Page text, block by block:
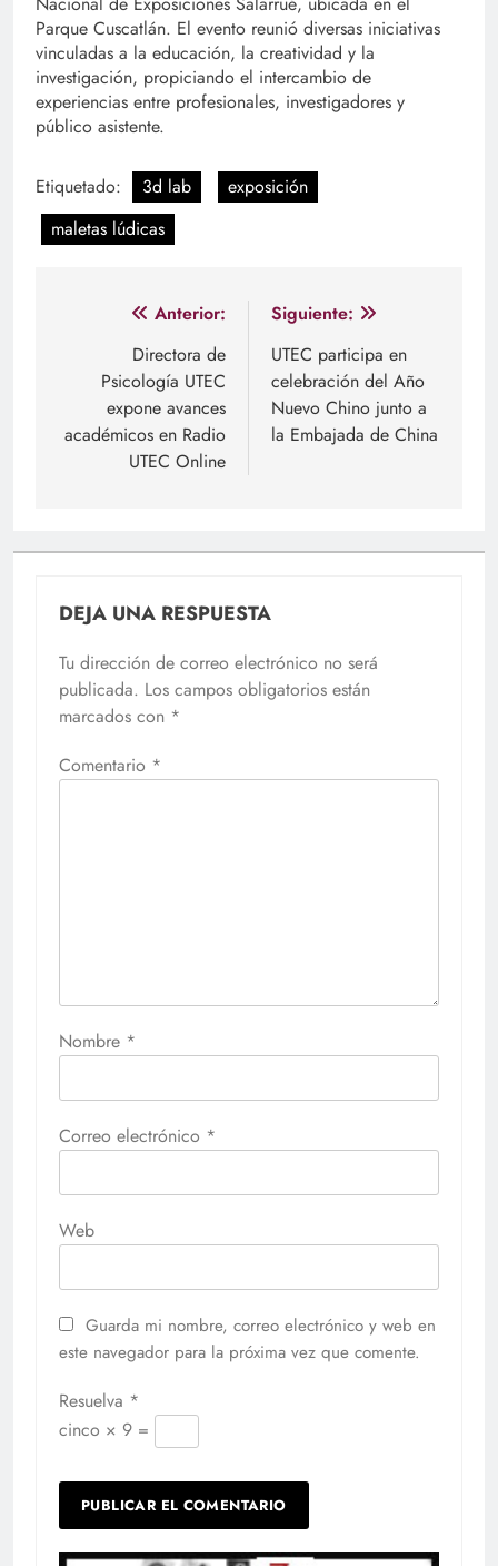
Parque Cuscatlán. El evento reunió diversas iniciativas
vinculadas a la educación, la creatividad y la
investigación, propiciando el intercambio de
experiencias entre profesionales, investigadores y
público asistente.
Etiquetado: 3d lab
exposición
maletas lúdicas
Navegación
entradas
Anterior:
Directora de
Psicología UTEC
expone avances
académicos en Radio
UTEC Online
Siguiente:
UTEC participa en
celebración del Año
Nuevo Chino junto a
la Embajada de China
DEJA UNA RESPUESTA
Tu dirección de correo electrónico no será
publicada. Los campos obligatorios están
marcados con *
Comentario *
Nombre *
Correo electrónico *
Web
Guarda mi nombre, correo electrónico y web en
este navegador para la próxima vez que comente.
Resuelva *
cinco × 9 =